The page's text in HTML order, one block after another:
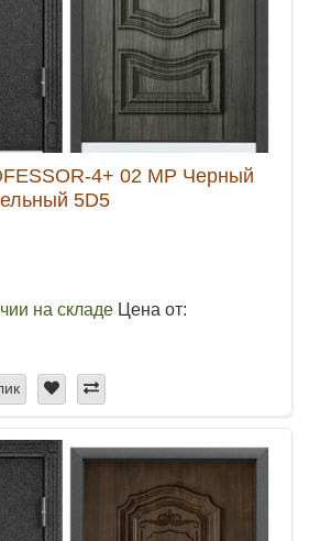
4+ 02 MP Черный
5D5
на складе Цена от: